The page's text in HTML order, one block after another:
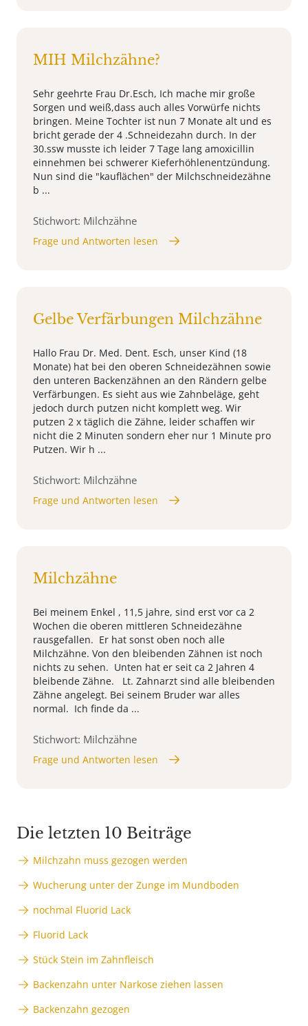
MIH Milchzähne?
Sehr geehrte Frau Dr.Esch, Ich mache mir große
Sorgen und weiß,dass auch alles Vorwürfe nichts
bringen. Meine Tochter ist nun 7 Monate alt und es
bricht gerade der 4 .Schneidezahn durch. In der
30.ssw musste ich leider 7 Tage lang amoxicillin
einnehmen bei schwerer Kieferhöhlenentzündung.
Nun sind die "kauflächen" der Milchschneidezähne
b ...
Stichwort: Milchzähne
Frage und Antworten lesen
Gelbe Verfärbungen Milchzähne
Hallo Frau Dr. Med. Dent. Esch, unser Kind (18
Monate) hat bei den oberen Schneidezähnen sowie
den unteren Backenzähnen an den Rändern gelbe
Verfärbungen. Es sieht aus wie Zahnbeläge, geht
jedoch durch putzen nicht komplett weg. Wir
putzen 2 x täglich die Zähne, leider schaffen wir
nicht die 2 Minuten sondern eher nur 1 Minute pro
Putzen. Wir h ...
Stichwort: Milchzähne
Frage und Antworten lesen
Milchzähne
Bei meinem Enkel , 11,5 jahre, sind erst vor ca 2
Wochen die oberen mittleren Schneidezähne
rausgefallen. Er hat sonst oben noch alle
Milchzähne. Von den bleibenden Zähnen ist noch
nichts zu sehen. Unten hat er seit ca 2 Jahren 4
bleibende Zähne. Lt. Zahnarzt sind alle bleibenden
Zähne angelegt. Bei seinem Bruder war alles
normal. Ich finde da ...
Stichwort: Milchzähne
Frage und Antworten lesen
Die letzten 10 Beiträge
Milchzahn muss gezogen werden
Wucherung unter der Zunge im Mundboden
nochmal Fluorid Lack
Fluorid Lack
Stück Stein im Zahnfleisch
Backenzahn unter Narkose ziehen lassen
Backenzahn gezogen